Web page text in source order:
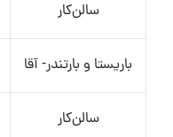
سالن‌کار
باریستا و بارتندر- آقا
سالن‌کار